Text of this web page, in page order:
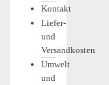
Kontakt
Liefer-
und
Versandkosten
Umwelt
und